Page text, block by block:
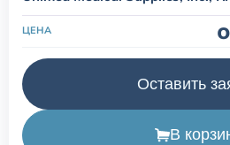
ЦЕНА
Оставить
В
Расходные материалы для
Sentec
Расходные материалы к